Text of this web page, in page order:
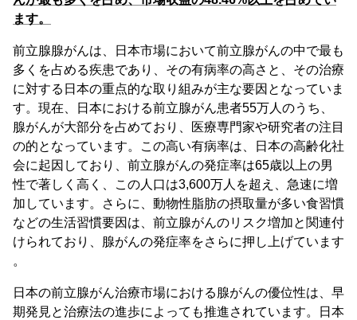
ます。
前立腺腺がんは、日本市場において前立腺がんの中で最も
多くを占める疾患であり、その有病率の高さと、その治療
に対する日本の重点的な取り組みが主な要因となっていま
す。現在、日本における前立腺がん患者55万人のうち、
腺がんが大部分を占めており、医療専門家や研究者の注目
の的となっています。この高い有病率は、日本の高齢化社
会に起因しており、前立腺がんの発症率は65歳以上の男
性で著しく高く、この人口は3,600万人を超え、急速に増
加しています。さらに、動物性脂肪の摂取量が多い食習慣
などの生活習慣要因は、前立腺がんのリスク増加と関連付
けられており、腺がんの発症率をさらに押し上げています
。
日本の前立腺がん治療市場における腺がんの優位性は、早
期発見と治療法の進歩によっても推進されています。日本